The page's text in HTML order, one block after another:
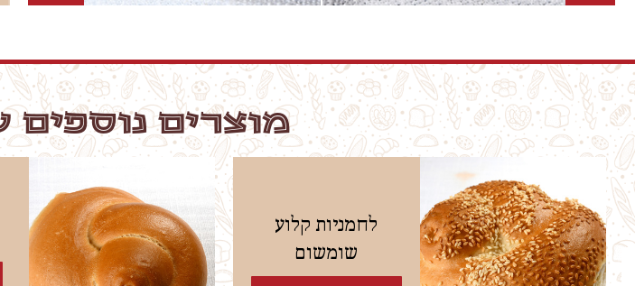
מוצרים נוספים
לחמניות קלוע
שומשום